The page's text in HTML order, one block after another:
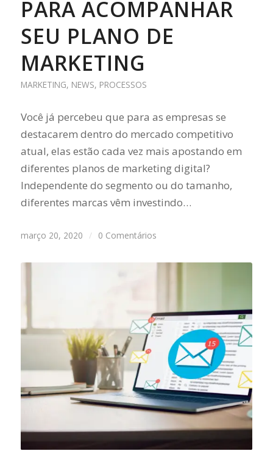
PARA ACOMPANHAR
SEU PLANO DE
MARKETING
MARKETING, NEWS, PROCESSOS
Você já percebeu que para as empresas se
destacarem dentro do mercado competitivo
atual, elas estão cada vez mais apostando em
diferentes planos de marketing digital?
Independente do segmento ou do tamanho,
diferentes marcas vêm investindo…
março 20, 2020 / 0 Comentários